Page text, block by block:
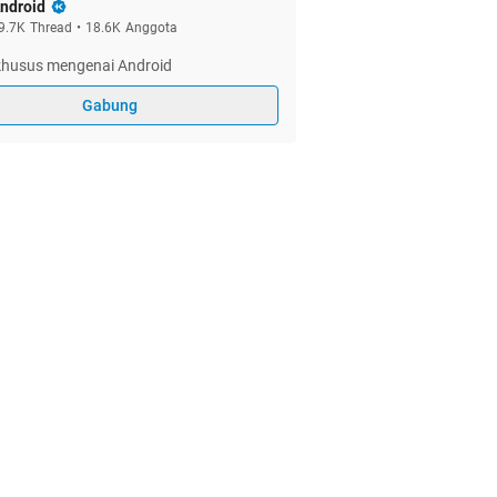
Thread • 18.6K Anggota
mengenai Android
Gabung